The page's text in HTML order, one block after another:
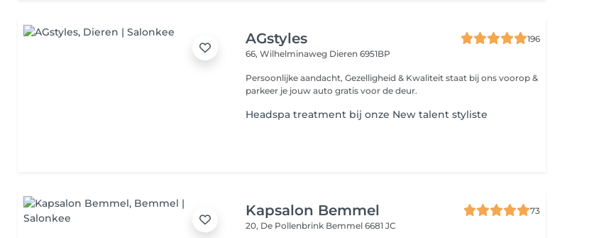
AGstyles
196
66, Wilhelminaweg Dieren 6951BP
Persoonlijke aandacht, Gezelligheid & Kwaliteit staat bij ons voorop &
parkeer je jouw auto gratis voor de deur.
Headspa treatment bij onze New talent styliste
Kapsalon Bemmel
73
20, De Pollenbrink Bemmel 6681 JC